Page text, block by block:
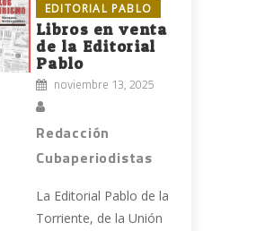
EDITORIAL PABLO
Libros en venta
de la Editorial
Pablo
noviembre 13, 2025
Redacción
Cubaperiodistas
La Editorial Pablo de la
Torriente, de la Unión